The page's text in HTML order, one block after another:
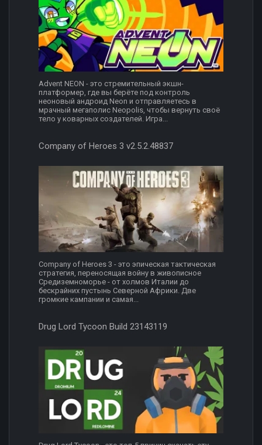
Advent NEON - это стремительный экшн-
платформер, где вы берёте под контроль
неоновый андроид Neon и отправляетесь в
мрачный мегаполис Neopolis, чтобы вернуть своё
тело у коварных создателей. Игра...
Company of Heroes 3 v2.5.2.48837
Company of Heroes 3 - это эпическая тактическая
стратегия, переносящая войну в живописное
Средиземноморье - от холмов Италии до
бескрайних пустынь Северной Африки. Две
громкие кампании и самая...
Drug Lord Tycoon Build 23143119